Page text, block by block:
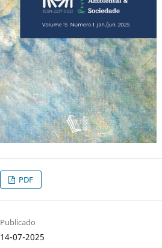
PDF
Publicado
14-07-2025